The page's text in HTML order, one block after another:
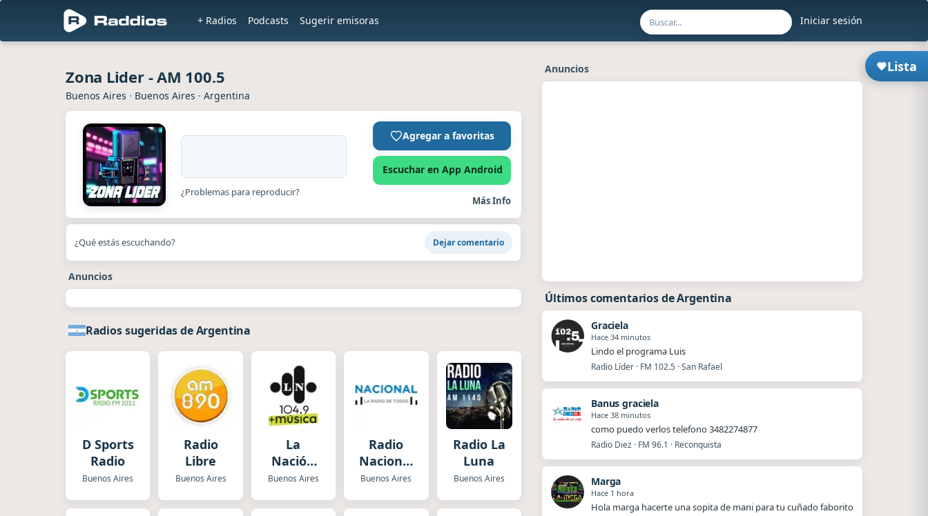
Iniciar sesión
+ Radios Podcasts Sugerir emisoras
Lista
Zona Lider - AM 100.5
Buenos Aires · Buenos Aires · Argentina
¿Problemas para reproducir?
Agregar a favoritas
Escuchar en App Android
Más Info
¿Qué estás escuchando? Dejar comentario
Anuncios
Radios sugeridas de Argentina
D Sports
Radio
Buenos Aires
Radio
Libre
Buenos Aires
La
Nación
Música
Buenos Aires
Radio
Nacional
Folklórica
Buenos Aires
Radio La
Luna
Buenos Aires
Anuncios
Últimos comentarios de Argentina
Graciela
Hace 34 minutos
Lindo el programa Luis
Radio Líder · FM 102.5 · San Rafael
Banus graciela
Hace 38 minutos
como puedo verlos telefono 3482274877
Radio Diez · FM 96.1 · Reconquista
Marga
Hace 1 hora
Hola marga hacerte una sopita de mani para tu cuñado faborito